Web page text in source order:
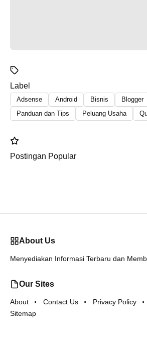
Label
Adsense Android Bisnis Blogger
Panduan dan Tips
Peluang Usaha
Postingan Popular
About Us
Menyediakan Informasi Terbaru dan
Our Sites
About Contact Us Privacy Policy
Sitemap